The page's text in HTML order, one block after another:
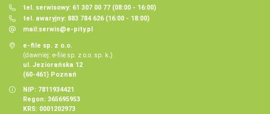
tel. serwisowy: 61 307 00 77 (08:00 - 16:00)
tel. awaryjny: 883 784 626 (16:00 - 18:00)
mail:serwis@e-pity.pl
e-file sp. z o.o.
(dawniej: e-file sp. z o.o. sp. k.)
ul. Jeziorańska 12
(60-461) Poznań
NIP: 7811934421
Regon: 365695953
KRS: 0001202973